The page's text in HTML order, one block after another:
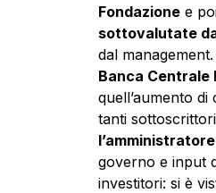
Fondazionee
sottovalutate
dal
Banca Centrale
quell’aumento
tanti
governo e input
investitori: si è